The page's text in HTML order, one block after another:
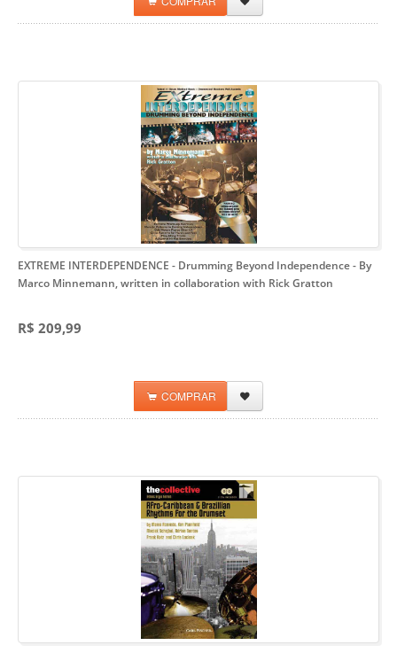
EXTREME INTERDEPENDENCE - Drumming Beyond Independence- By
Marco Minnemann, written in collaboration with Rick Gratton
R$ 209,99
COMPRAR